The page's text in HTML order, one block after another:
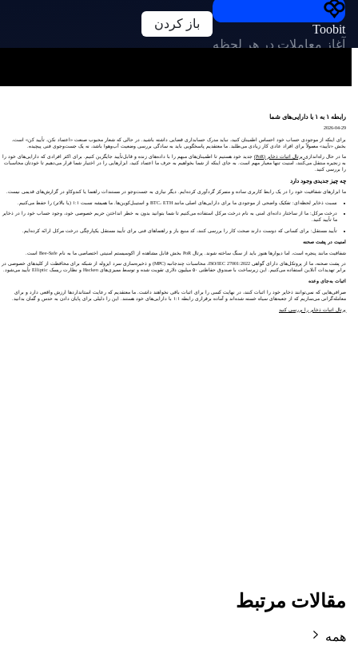
Toobit
آغاز معاملات در هر لحظه
باز کردن
رابطه ۱ به ۱ با دارایی‌های شما
2026-04-29
برای اینکه از موجودی حساب خود احساس اطمینان کنید، نباید مدرک حسابداری قضایی داشته باشید. در حالی که شعار محبوب صنعت «اعتماد نکن، تأیید کن» است،
بخش «تأیید» معمولاً برای افراد عادی کار زیادی می‌طلبد. ما معتقدیم پاسخگویی باید به سادگی بررسی وضعیت آب‌وهوا باشد، نه یک جست‌وجوی فنی پیچیده.
ما در حال راه‌اندازی پرتال اثبات ذخایر (PoR)
جدید خود هستیم تا اطمینان‌های مبهم را با داده‌های زنده و قابل‌تأیید جایگزین کنیم. برای اکثر افرادی که دارایی‌های خود را
به زنجیره منتقل می‌کنند، امنیت تنها معیار مهم است. به جای اینکه از شما بخواهیم به حرف ما اعتماد کنید، ابزارهایی را در اختیار شما قرار می‌دهیم تا خودتان محاسبات
را بررسی کنید.
چه چیز جدیدی وجود دارد
ما ابزارهای شفافیت خود را در یک رابط کاربری ساده و متمرکز گردآوری کرده‌ایم. دیگر نیازی به جست‌وجو در مستندات راهنما یا کندوکاو در گزارش‌های قدیمی نیست.
نسبت ذخایر لحظه‌ای: تفکیک واضحی از موجودی ما برای دارایی‌های اصلی مانند BTC، ETH و استیبل‌کوین‌ها. ما همیشه نسبت ۱:۱ (یا بالاتر) را حفظ می‌کنیم.
درخت مرکل: ما از ساختار داده‌ای امنی به نام درخت مرکل استفاده می‌کنیم تا شما بتوانید بدون به خطر انداختن حریم خصوصی خود، وجود حساب خود را در ذخایر
ما تأیید کنید.
تأیید مستقل: برای کسانی که دوست دارند صحت کار را بررسی کنند، کد منبع باز و راهنماهای فنی برای تأیید مستقل یکپارچگی درخت مرکل ارائه کرده‌ایم.
امنیت در پشت صحنه
شفافیت مانند پنجره است، اما دیوارها هنوز باید از سنگ ساخته شوند. پرتال PoR بخش قابل مشاهده از اکوسیستم امنیتی اختصاصی ما به نام Bee-Safe است.
در پشت صحنه، ما از پروتکل‌های دارای گواهی ISO/IEC 27001:2022، محاسبات چندجانبه (MPC) و ذخیره‌سازی سرد ایزوله از شبکه برای محافظت از کلیدهای خصوصی در
برابر تهدیدات آنلاین استفاده می‌کنیم. این زیرساخت با صندوق حفاظتی ۵۰ میلیون دلاری تقویت شده و توسط ممیزی‌های Hacken و نظارت ریسک Elliptic تأیید می‌شود.
اثبات به‌جای وعده
صرافی‌هایی که نمی‌توانند ذخایر خود را اثبات کنند، در نهایت کسی را برای اثبات باقی نخواهند داشت. ما معتقدیم که رعایت استانداردها ارزش واقعی دارد و برای
معامله‌گرانی می‌سازیم که از جعبه‌های سیاه خسته شده‌اند و آماده برقراری رابطه ۱:۱ با دارایی‌های خود هستند. این را دلیلی برای پایان دادن به حدس و گمان بدانید.
پرتال اثبات ذخایر را بررسی کنید
مقالات مرتبط
همه